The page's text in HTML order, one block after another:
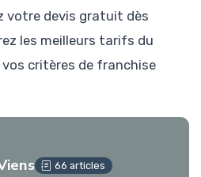
votre devis gratuit dès
les meilleurs tarifs du
critères de franchise
66 articles